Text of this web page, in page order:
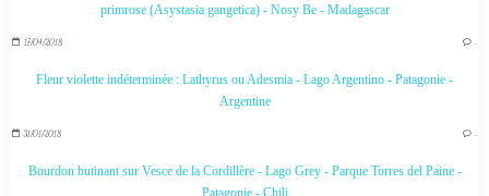
primrose (Asystasia gangetica) - Nosy Be - Madagascar
17/04/2018
Fleur violette indéterminée : Lathyrus ou Adesmia - Lago Argentino - Patagonie -
Argentine
31/01/2018
Bourdon butinant sur Vesce de la Cordillère - Lago Grey - Parque Torres del Paine -
Patagonie - Chili